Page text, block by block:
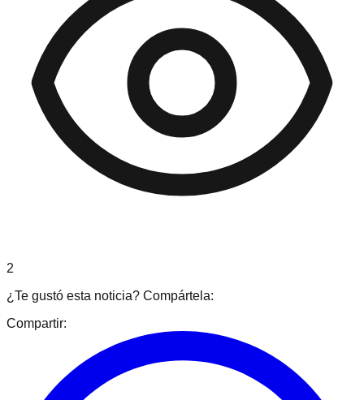
2
¿Te gustó esta noticia? Compártela:
Compartir: